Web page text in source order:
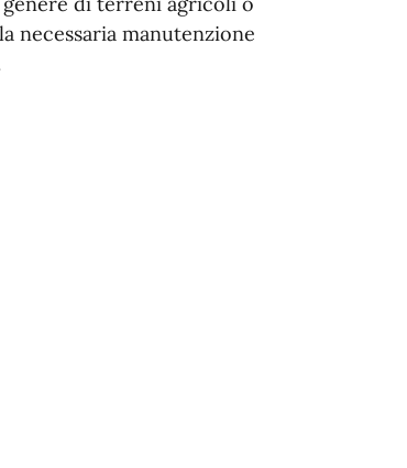
necessaria manutenzione